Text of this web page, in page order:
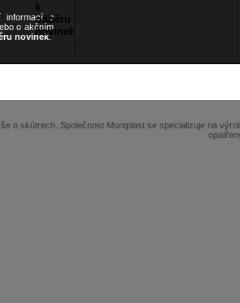
informací o
o akčním
novinek.
o skútrech. Společnost Montplast se specializuje na